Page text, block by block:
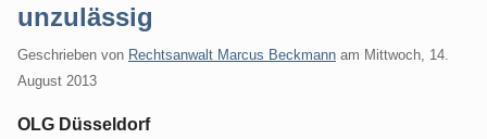
unzulässig
Geschrieben von Rechtsanwalt Marcus Beckmann am Mittwoch, 14.
August 2013
OLG Düsseldorf